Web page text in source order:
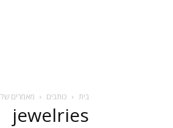
בית כותבים מאמרים של jewelries
jewelries